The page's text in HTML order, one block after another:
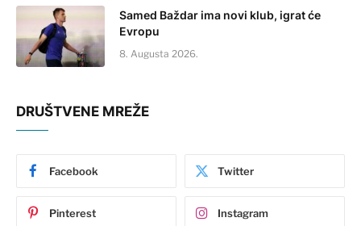
Samed Baždar ima novi klub, igrat će
Evropu
8. Augusta 2026.
DRUŠTVENE MREŽE
Facebook Twitter
Pinterest Instagram